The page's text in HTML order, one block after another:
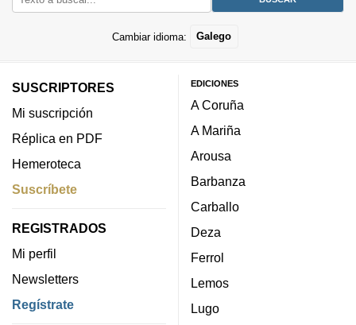
Cambiar idioma: Galego
SUSCRIPTORES
Mi suscripción
Réplica en PDF
Hemeroteca
Suscríbete
REGISTRADOS
Mi perfil
Newsletters
Regístrate
EDICIONES
A Coruña
A Mariña
Arousa
Barbanza
Carballo
Deza
Ferrol
Lemos
Lugo